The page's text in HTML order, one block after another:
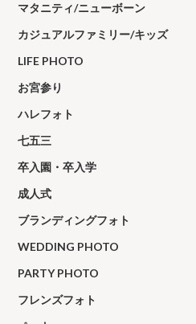
マタニティ/ニューボーン
カジュアルファミリー/キッズ
LIFE PHOTO
お宮参り
ハレフォト
七五三
卒入園・卒入学
成人式
ブランディングフォト
WEDDING PHOTO
PARTY PHOTO
フレンズフォト